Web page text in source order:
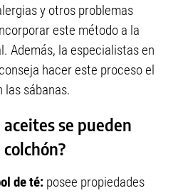
y otros problemas
este método a la
Además, la especialistas en
hacer este proceso el
las sábanas.
se pueden
de té: posee propiedades